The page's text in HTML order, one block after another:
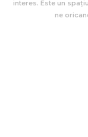
interes. Este un
ne